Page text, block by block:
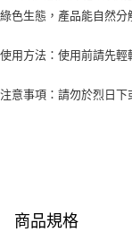
綠色生態，產品能自然分
使用方法：使用前請先輕
注意事項：請勿於烈日下
商品規格